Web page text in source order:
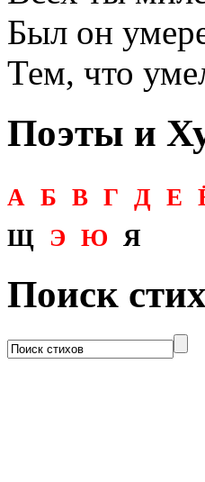
Был он
Тем, что
Поэты и
А Б В Г Д Е
Щ
Э Ю Я
Поиск